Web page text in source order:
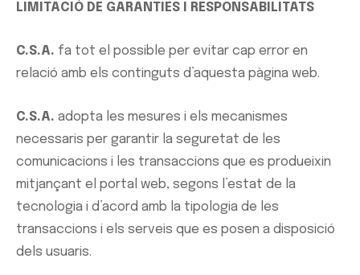
LIMITACIÓ DE GARANTIES I RESPONSABILITATS
C.S.A. fa tot el possible per evitar cap error en
relació amb els continguts d’aquesta pàgina web.
C.S.A. adopta les mesures i els mecanismes
necessaris per garantir la seguretat de les
comunicacions i les transaccions que es produeixin
mitjançant el portal web, segons l’estat de la
tecnologia i d’acord amb la tipologia de les
transaccions i els serveis que es posen a disposició
dels usuaris.